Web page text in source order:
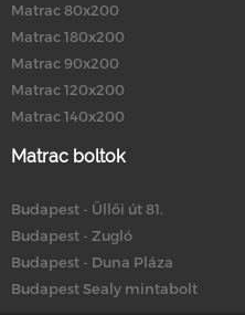
Matrac 80x200
Matrac 180x200
Matrac 90x200
Matrac 120x200
Matrac 140x200
Matrac boltok
Budapest - Üllői út 81.
Budapest - Zugló
Budapest - Duna Pláza
Budapest Sealy mintabolt